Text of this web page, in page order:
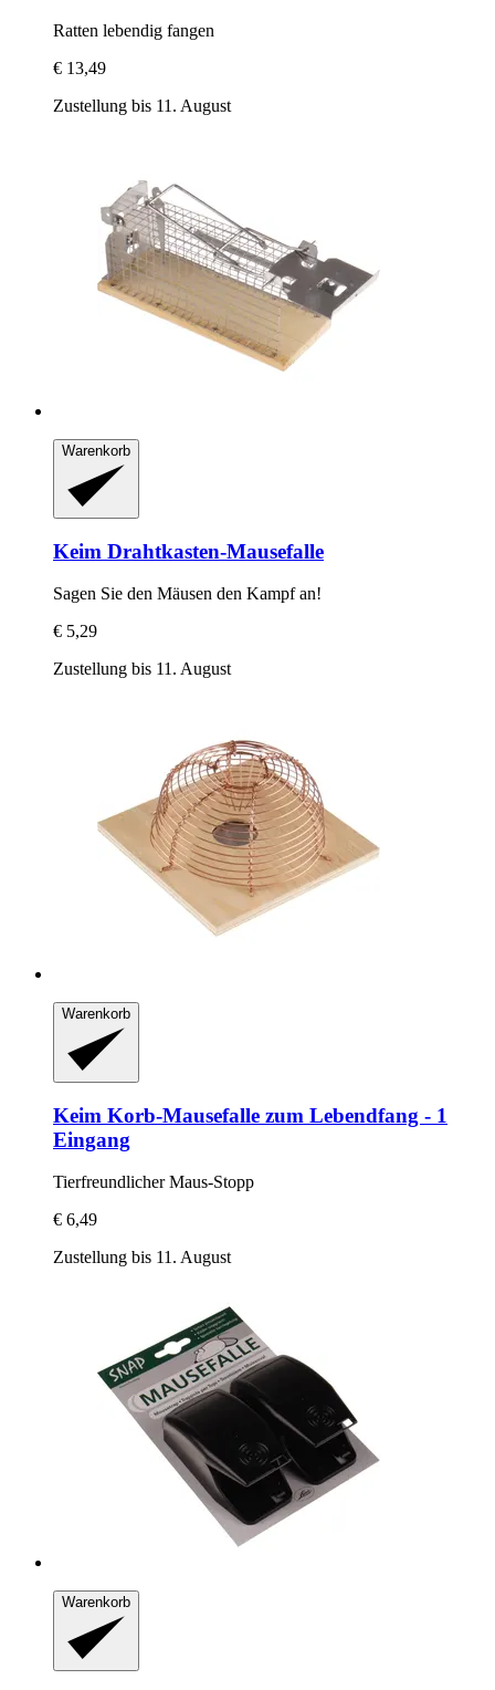
Ratten lebendig fangen
€ 13,49
Zustellung bis 11. August
Warenkorb
Keim Drahtkasten-​Mausefalle
Sagen Sie den Mäusen den Kampf an!
€ 5,29
Zustellung bis 11. August
Warenkorb
Keim Korb-​Mausefalle zum Lebendfang -​ 1
Eingang
Tierfreundlicher Maus-​Stopp
€ 6,49
Zustellung bis 11. August
Warenkorb